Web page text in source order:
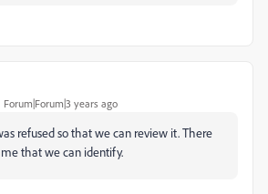
Forum|Forum|3 years ago
refused so that we can review it. There
that we can identify.